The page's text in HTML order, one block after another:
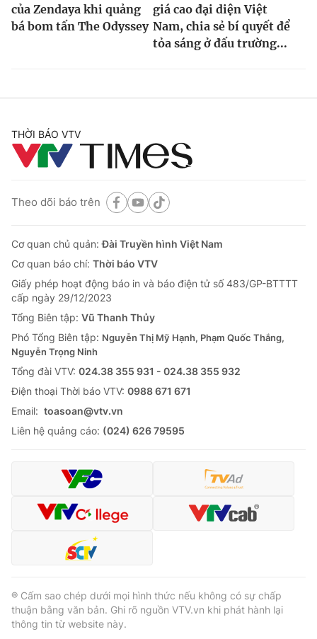
của Zendaya khi quảng
bá bom tấn The Odyssey
giá cao đại diện Việt
Nam, chia sẻ bí quyết để
tỏa sáng ở đấu trường...
THỜI BÁO VTV
Theo dõi báo trên
Cơ quan chủ quản:Đài Truyền hình Việt Nam
Cơ quan báo chí: Thời báo VTV
Giấy phép hoạt động báo in và báo điện tử số 483/GP-BTTTT
cấp ngày 29/12/2023
Tổng Biên tập: Vũ Thanh Thủy
Phó Tổng Biên tập: Nguyễn Thị Mỹ Hạnh, Phạm Quốc Thắng,
Nguyễn Trọng Ninh
Tổng đài VTV: 024.38 355 931 - 024.38 355 932
Ðiện thoại Thời báo VTV: 0988 671 671
Email: toasoan@vtv.vn
Liên hệ quảng cáo: (024) 626 79595
® Cấm sao chép dưới mọi hình thức nếu không có sự chấp
thuận bằng văn bản. Ghi rõ nguồn VTV.vn khi phát hành lại
thông tin từ website này.